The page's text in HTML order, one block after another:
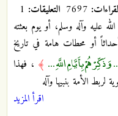
التعليقات:
عليه وآله وسلم، أو يوم بعثته
أو محطات هامة في تاريخ
وَذَكِّرْهُمْ بِأَيَّامِ اللَّهِ ... ﴾ ، فهذا
الأمة بنبيها وآله
اقرأ المزيد